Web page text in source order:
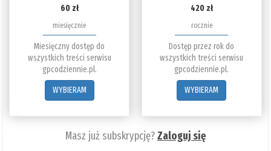
60 zł
miesięcznie
Miesięczny dostęp do
wszystkich treści serwisu
gpcodziennie.pl.
WYBIERAM
420 zł
rocznie
Dostęp przez rok do
wszystkich treści serwisu
gpcodziennie.pl.
WYBIERAM
Masz już subskrypcję?Zaloguj się